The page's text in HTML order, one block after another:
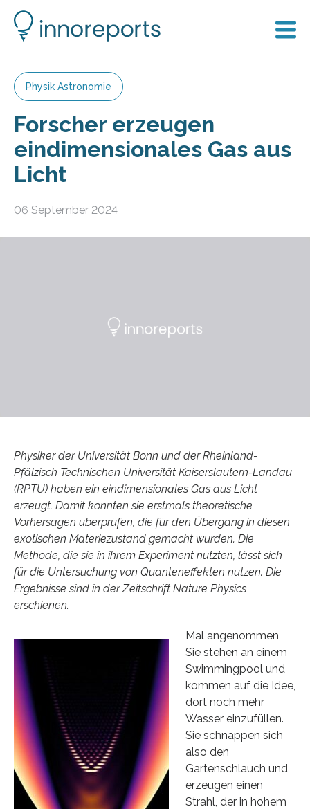
Physik Astronomie
Forscher erzeugen
eindimensionales Gas aus
Licht
06 September 2024
Physiker der Universität Bonn und der Rheinland-
Pfälzisch Technischen Universität Kaiserslautern-Landau
(RPTU) haben ein eindimensionales Gas aus Licht
erzeugt. Damit konnten sie erstmals theoretische
Vorhersagen überprüfen, die für den Übergang in diesen
exotischen Materiezustand gemacht wurden. Die
Methode, die sie in ihrem Experiment nutzten, lässt sich
für die Untersuchung von Quanteneffekten nutzen. Die
Ergebnisse sind in der Zeitschrift Nature Physics
erschienen.
Mal angenommen,
Sie stehen an einem
Swimmingpool und
kommen auf die Idee,
dort noch mehr
Wasser einzufüllen.
Sie schnappen sich
also den
Gartenschlauch und
erzeugen einen
Strahl, der in hohem